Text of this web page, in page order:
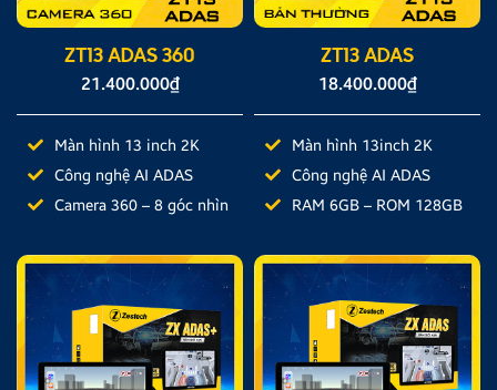
ZT13 ADAS 360
21.400.000₫
Màn hình 13 inch 2K
Công nghệ AI ADAS
Camera 360 – 8 góc nhìn
ZT13 ADAS
18.400.000₫
Màn hình 13inch 2K
Công nghệ AI ADAS
RAM 6GB – ROM 128GB